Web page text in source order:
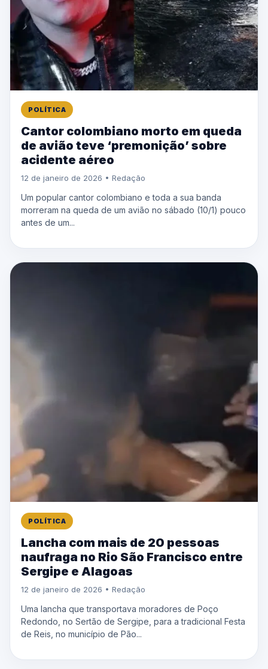
POLÍTICA
Cantor colombiano morto em queda
de avião teve ‘premonição’ sobre
acidente aéreo
12 de janeiro de 2026 • Redação
Um popular cantor colombiano e toda a sua banda
morreram na queda de um avião no sábado (10/1) pouco
antes de um...
POLÍTICA
Lancha com mais de 20 pessoas
naufraga no Rio São Francisco entre
Sergipe e Alagoas
12 de janeiro de 2026 • Redação
Uma lancha que transportava moradores de Poço
Redondo, no Sertão de Sergipe, para a tradicional Festa
de Reis, no município de Pão...